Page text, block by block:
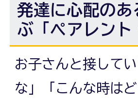
発達に心配の
ぶ「ペアレン
お子さんと接して
な」「こんな時は